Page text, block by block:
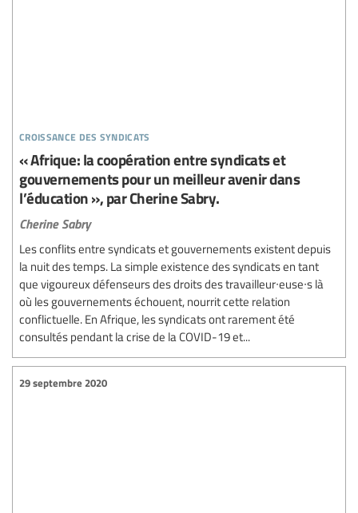
croissance des syndicats
« Afrique: la coopération entre syndicats et
gouvernements pour un meilleur avenir dans
l’éducation », par Cherine Sabry.
Cherine Sabry
Les conflits entre syndicats et gouvernements existent depuis
la nuit des temps. La simple existence des syndicats en tant
que vigoureux défenseurs des droits des travailleur∙euse∙s là
où les gouvernements échouent, nourrit cette relation
conflictuelle. En Afrique, les syndicats ont rarement été
consultés pendant la crise de la COVID-19 et...
29 septembre 2020